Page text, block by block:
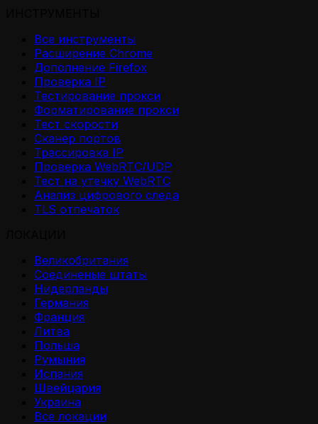
Все инструменты
Расширение Chrome
Дополнение Firefox
Проверка IP
Тестирование прокси
Форматирование прокси
Тест скорости
Сканер портов
Трассировка IP
Проверка WebRTC/UDP
Тест на утечку WebRTC
Анализ цифрового следа
TLS отпечаток
Великобритания
Соединеные штаты
Нидерланды
Германия
Франция
Литва
Польша
Румыния
Испания
Швейцария
Украина
Все локации